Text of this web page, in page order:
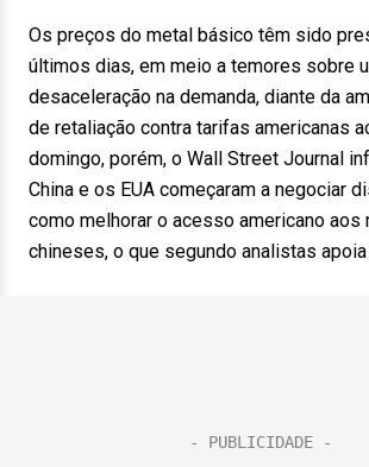
Os preços do metal básico têm sido
últimos dias, em meio a temores sobre
desaceleração na demanda, diante da
de retaliação contra tarifas americanas
domingo, porém, o Wall Street Journal
China e os EUA começaram a negociar
como melhorar o acesso americano aos
chineses, o que segundo analistas